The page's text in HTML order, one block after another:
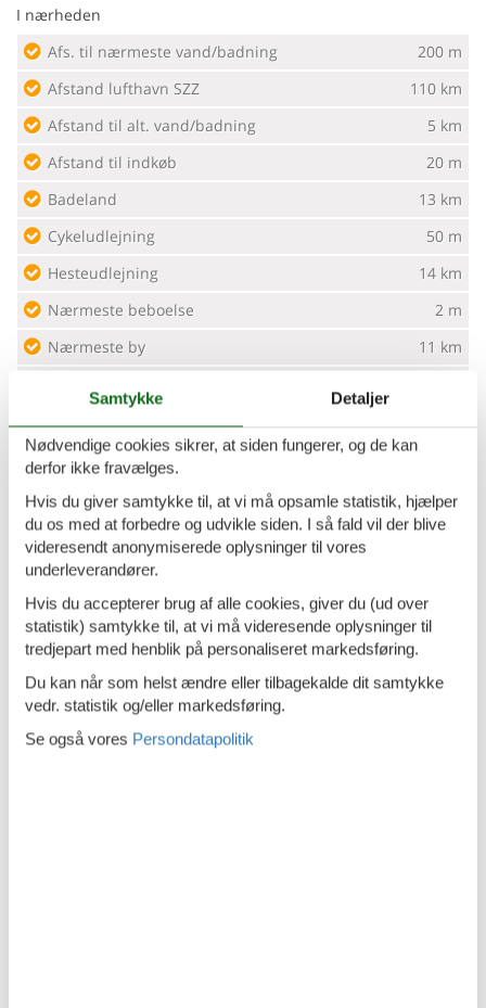
I nærheden
Afs. til nærmeste vand/badning
200 m
Afstand lufthavn SZZ
110 km
Afstand til alt. vand/badning
5 km
Afstand til indkøb
20 m
Badeland
13 km
Cykeludlejning
50 m
Hesteudlejning
14 km
Nærmeste beboelse
2 m
Nærmeste by
11 km
Koncepter
Kvalitetshavemøbler
Røgfrit hus
Tæt på havet
Køkken
El-plader
2 kogeplader
Køkkenet har v/k vand
Køleskab
Mikroovn
Samtykke Detaljer
Nødvendige cookies sikrer, at siden fungerer, og de kan
derfor ikke fravælges.
Hvis du giver samtykke til, at vi må opsamle statistik, hjælper
du os med at forbedre og udvikle siden. I så fald vil der blive
videresendt anonymiserede oplysninger til vores
underleverandører.
Hvis du accepterer brug af alle cookies, giver du (ud over
statistik) samtykke til, at vi må videresende oplysninger til
tredjepart med henblik på personaliseret markedsføring.
Du kan når som helst ændre eller tilbagekalde dit samtykke
vedr. statistik og/eller markedsføring.
Se også vores Persondatapolitik